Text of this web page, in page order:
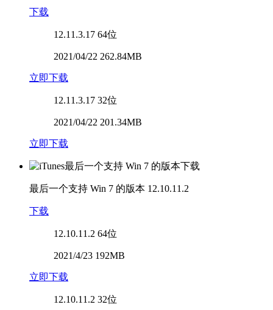
下载
12.11.3.17 64位
2021/04/22 262.84MB
立即下载
12.11.3.17 32位
2021/04/22 201.34MB
立即下载
最后一个支持 Win 7 的版本 12.10.11.2
下载
12.10.11.2 64位
2021/4/23 192MB
立即下载
12.10.11.2 32位